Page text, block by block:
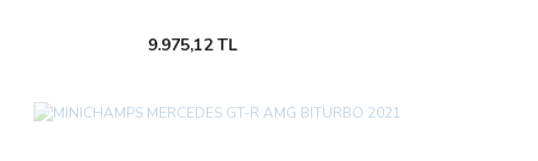
9.975,12 TL